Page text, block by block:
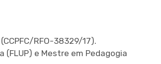
RFO-38329/17).
(FLUP) e Mestre em Pedagogia